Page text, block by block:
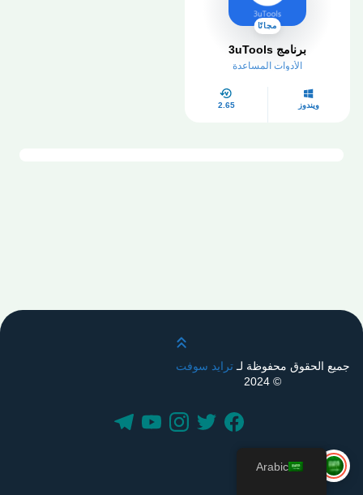
مجانًا
برنامج 3uTools
الأدوات المساعدة
ويندوز 2.65
قم بالتمرير لأعلى
جميع الحقوق محفوظة لـترايد سوفت
© 2024
Arabic